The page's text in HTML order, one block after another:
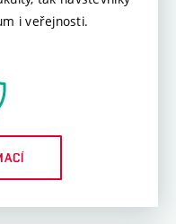
i veřejnosti.